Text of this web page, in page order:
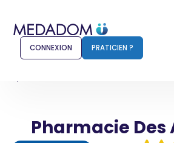
Comment ça marche ?
CONNEXION PRATICIEN ?
Pharmacie Des